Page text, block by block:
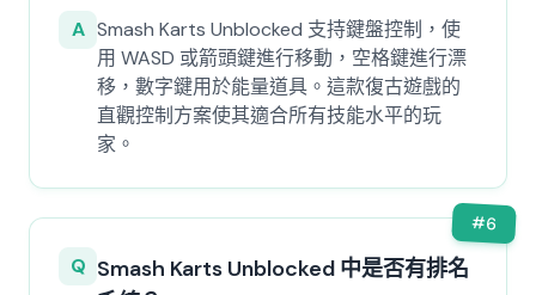
A Smash Karts Unblocked 支持鍵盤控制，使
用 WASD 或箭頭鍵進行移動，空格鍵進行漂
移，數字鍵用於能量道具。這款復古遊戲的
直觀控制方案使其適合所有技能水平的玩
家。
#6
Q Smash Karts Unblocked 中是否有排名